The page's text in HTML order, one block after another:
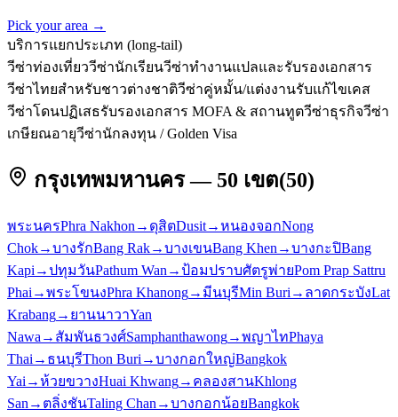
Pick your area →
บริการแยกประเภท (long-tail)
วีซ่าท่องเที่ยววีซ่านักเรียนวีซ่าทำงานแปลและรับรองเอกสาร
วีซ่าไทยสำหรับชาวต่างชาติวีซ่าคู่หมั้น/แต่งงานรับแก้ไขเคส
วีซ่าโดนปฏิเสธรับรองเอกสาร MOFA & สถานทูตวีซ่าธุรกิจวีซ่า
เกษียณอายุวีซ่านักลงทุน / Golden Visa
กรุงเทพมหานคร — 50 เขต(50)
พระนครPhra Nakhon → ดุสิตDusit→หนองจอกNong
Chok→บางรักBang Rak→บางเขนBang Khen →บางกะปิBang
Kapi →ปทุมวันPathum Wan →ป้อมปราบศัตรูพ่ายPom Prap Sattru
Phai →พระโขนงPhra Khanong→ มีนบุรีMin Buri → ลาดกระบังLat
Krabang→ ยานนาวาYan
Nawa → สัมพันธวงศ์Samphanthawong→พญาไทPhaya
Thai → ธนบุรีThon Buri →บางกอกใหญ่Bangkok
Yai →ห้วยขวางHuai Khwang→ คลองสานKhlong
San → ตลิ่งชันTaling Chan →บางกอกน้อยBangkok